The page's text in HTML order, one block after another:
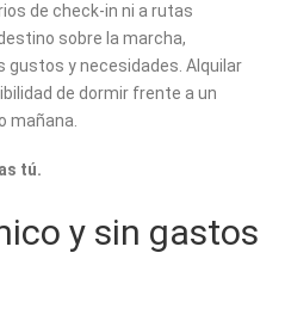
de check-in ni a rutas
sobre la marcha,
gustos y necesidades. Alquilar
de dormir frente a un
mañana.
tú.
y sin gastos